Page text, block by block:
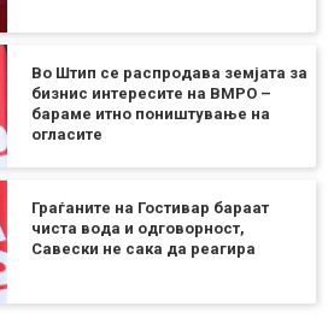
Во Штип се распродава земјата за
бизнис интересите на ВМРО –
бараме итно поништување на
огласите
Граѓаните на Гостивар бараат
чиста вода и одговорност,
Савески не сака да реагира